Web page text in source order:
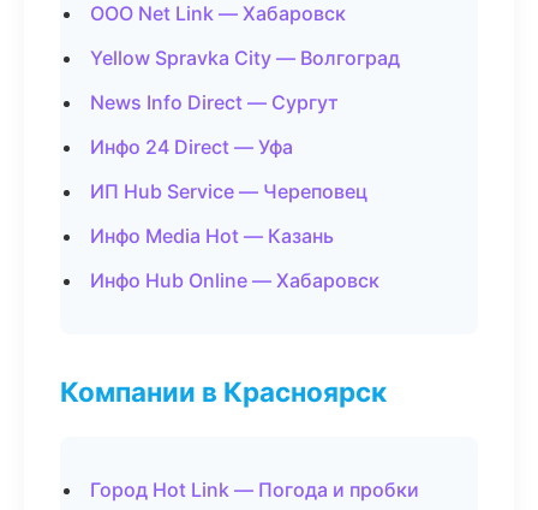
ООО Net Link — Хабаровск
Yellow Spravka City — Волгоград
News Info Direct — Сургут
Инфо 24 Direct — Уфа
ИП Hub Service — Череповец
Инфо Media Hot — Казань
Инфо Hub Online — Хабаровск
Компании в Красноярск
Город Hot Link — Погода и пробки